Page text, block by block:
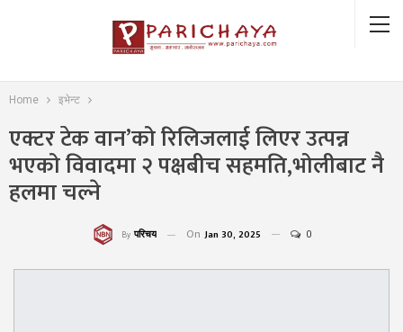
Home इभेन्ट
एक्टर टेक वान’को रिलिजलाई लिएर उत्पन्न
भएको विवादमा २ पक्षबीच सहमति,भोलीबाट नै
हलमा चल्ने
By परिचय On Jan 30, 2025 0